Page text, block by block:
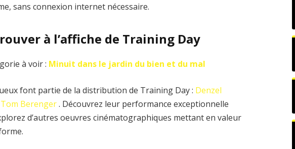
sans connexion internet nécessaire.
à l’affiche de Training Day
à voir : Minuit dans le jardin du bien et du mal
font partie de la distribution de Training Day : Denzel
Tom Berenger. Découvrez leur performance exceptionnelle
d’autres oeuvres cinématographiques mettant en valeur